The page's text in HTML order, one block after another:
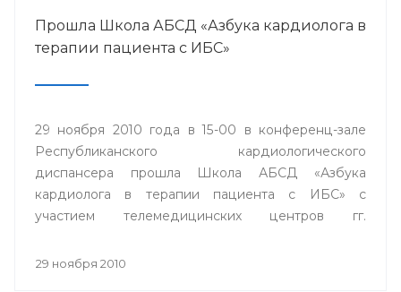
Прошла Школа АБСД «Азбука кардиолога в
терапии пациента с ИБС»
29 ноября 2010 года в 15-00 в конференц-зале
Республиканского кардиологического
диспансера прошла Школа АБСД «Азбука
кардиолога в терапии пациента с ИБС» с
участием телемедицинских центров гг.
29 ноября 2010